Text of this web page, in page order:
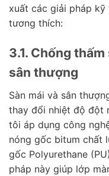
xuất các giải pháp
tương thích:
3.1. Chống
sân thượng
Sàn mái và sân
thay đổi nhiệt độ đột
tôi áp dụng công
nóng gốc bitum chất
gốc Polyurethane
pháp này giúp lớp